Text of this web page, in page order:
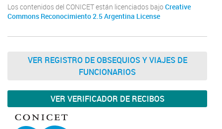
Los contenidos del CONICET están licenciados bajo Creative
Commons Reconocimiento 2.5 Argentina License
VER REGISTRO DE OBSEQUIOS Y VIAJES DE
FUNCIONARIOS
VER VERIFICADOR DE RECIBOS